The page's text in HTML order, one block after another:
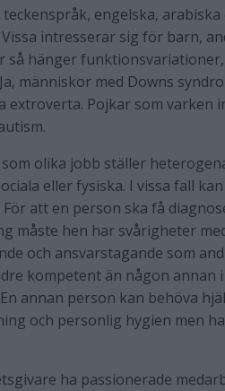
engelska,
intresserar sig för barn,
så hänger
människor med Downs
extroverta. Pojkar som
olika jobb ställer
eller fysiska. I vissa fall
att en person ska få
måste hen har svårigheter
och ansvarstagande som
kompetent än någon annan
annan person kan behöva
och personlig hygien men
ha passionerade